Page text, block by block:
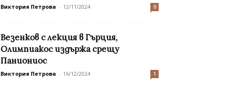
Виктория Петрова - 12/11/2024 0
Везенков с лекция в Гърция,
Олимпиакос издържа срещу
Паниониос
Виктория Петрова - 16/12/2024 1